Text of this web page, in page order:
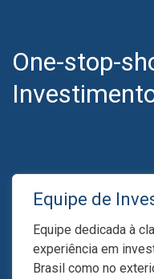
One-stop-
Equipe de
Equipe dedicada à
experiência em
Brasil como no